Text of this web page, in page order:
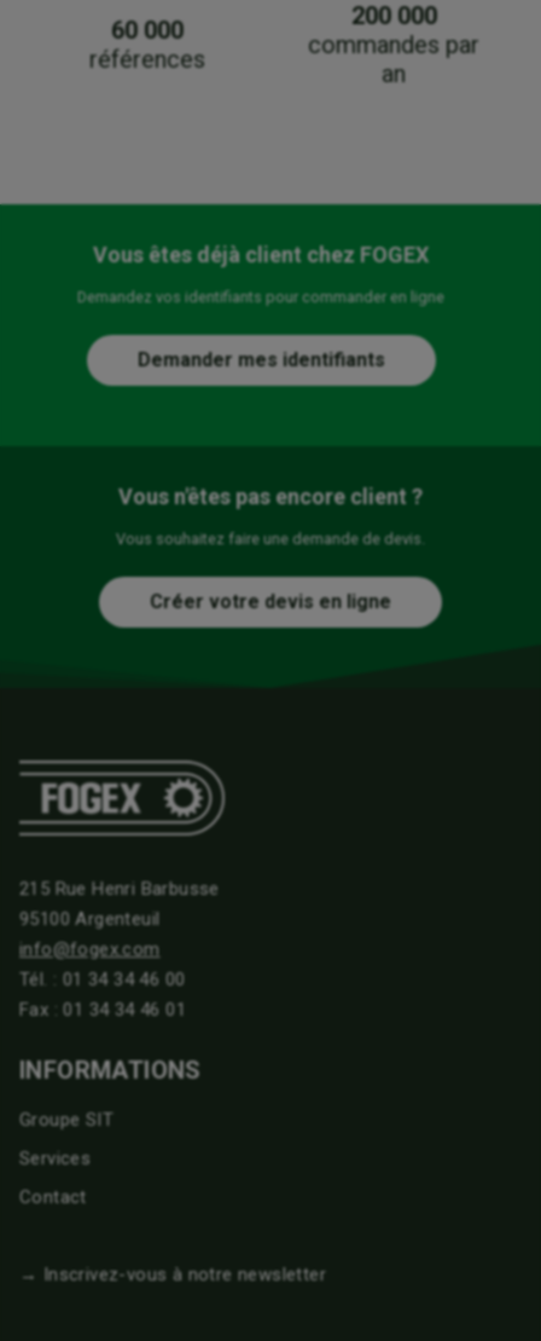
60 000
références
200 000
commandes par
an
Vous êtes déjà client chez FOGEX
Demandez vos identifiants pour commander en ligne
Demander mes identifiants
Vous n'êtes pas encore client ?
Vous souhaitez faire une demande de devis.
Créer votre devis en ligne
215 Rue Henri Barbusse
95100 Argenteuil
info@fogex.com
Tél. : 01 34 34 46 00
Fax : 01 34 34 46 01
INFORMATIONS
Groupe SIT
Services
Contact
→ Inscrivez-vous à notre newsletter